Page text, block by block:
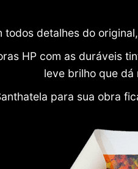
todos detalhes do
HP com as duráveis
leve brilho que dá
para sua obra